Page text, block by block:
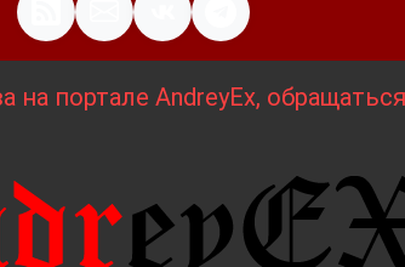
на портале AndreyEx,